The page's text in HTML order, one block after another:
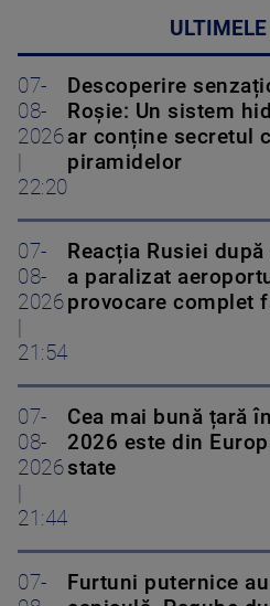
ULTIMELE
07-
08-
2026
22:20
Descoperire
Roșie: Un sistem
ar conține secretul
piramidelor
07-
08-
2026
21:54
Reacția Rusiei
a paralizat
provocare complet
07-
08-
2026
21:44
Cea mai bună țară
2026 este din
state
07-
Furtuni puternice